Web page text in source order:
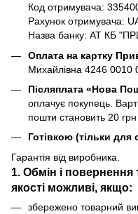
Код отримувача:
Рахунок отримувача:
Назва банку: АТ КБ
Оплата на картку
Михайлівна 4246 0010
Післяплата «Нова
оплачує покупець.
пошти становить 20
Готівкою (тільки для
Гарантія від виробника.
1. Обмін і повернення
якості можливі, якщо:
збережено товарний